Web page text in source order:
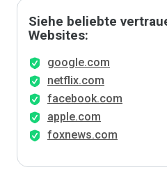
Siehe beliebte
Websites:
google.com
netflix.com
facebook.com
apple.com
foxnews.com